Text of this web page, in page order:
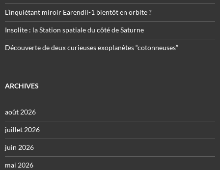
L’inquiétant miroir Eärendil-1 bientôt en orbite ?
Insolite : la Station spatiale du côté de Saturne
Découverte de deux curieuses exoplanètes “cotonneuses”
ARCHIVES
août 2026
juillet 2026
juin 2026
mai 2026